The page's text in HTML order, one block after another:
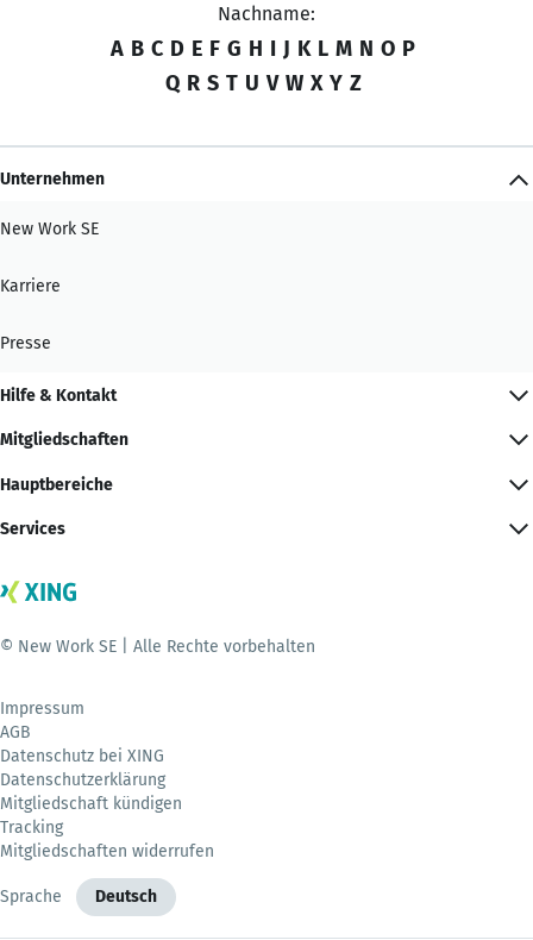
Nachname:
A B C D E F G H I J K L M N O P
Q R S T U V W X Y Z
Unternehmen
New Work SE
Karriere
Presse
Hilfe & Kontakt
Mitgliedschaften
Hauptbereiche
Services
© New Work SE | Alle Rechte vorbehalten
Impressum
AGB
Datenschutz bei XING
Datenschutzerklärung
Mitgliedschaft kündigen
Tracking
Mitgliedschaften widerrufen
Sprache Deutsch